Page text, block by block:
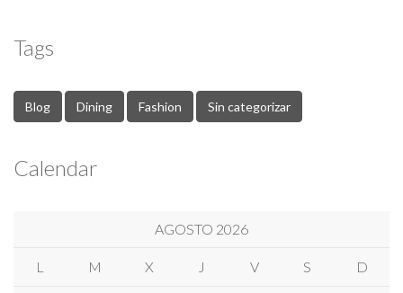
Tags
Blog Dining Fashion Sin categorizar
Calendar
AGOSTO 2026
L M X J V S D